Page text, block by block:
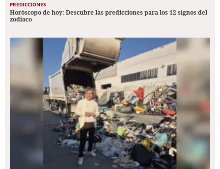
PREDICCIONES
Horóscopo de hoy: Descubre las predicciones para los 12 signos del
zodiaco